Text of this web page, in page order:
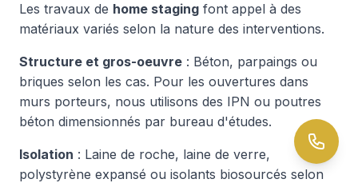
Les travaux de home staging font appel à des
matériaux variés selon la nature des interventions.
Structure et gros-oeuvre : Béton, parpaings ou
briques selon les cas. Pour les ouvertures dans
murs porteurs, nous utilisons des IPN ou poutres
béton dimensionnés par bureau d'études.
Isolation : Laine de roche, laine de verre,
polystyrène expansé ou isolants biosourcés selon